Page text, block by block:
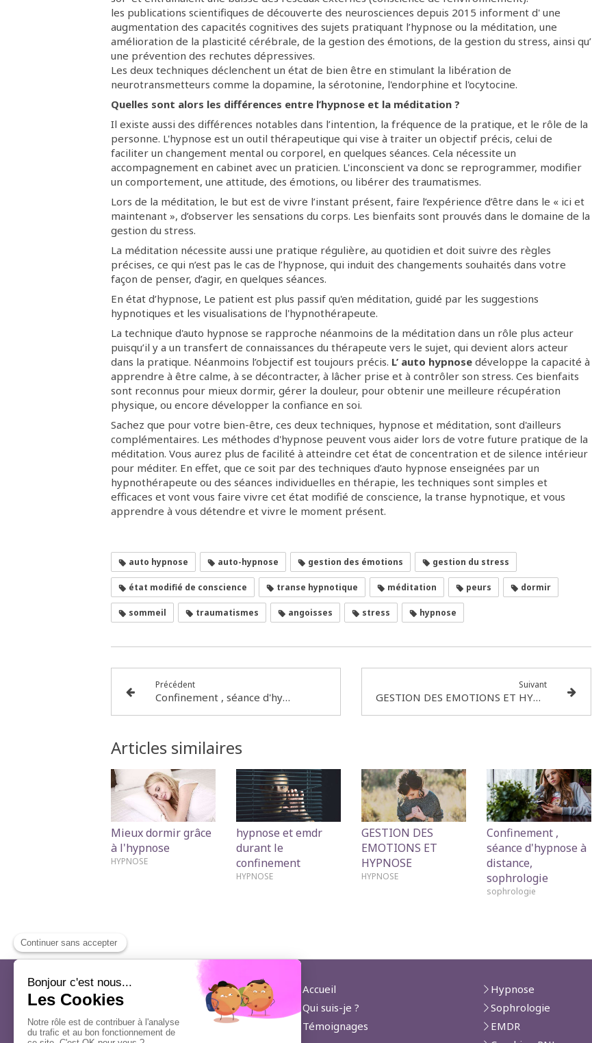
les publications scientifiques de découverte des neurosciences depuis 2015 informent d' une
augmentation des capacités cognitives des sujets pratiquant l’hypnose ou la méditation, une
amélioration de la plasticité cérébrale, de la gestion des émotions, de la gestion du stress, ainsi qu’
une prévention des rechutes dépressives.
Les deux techniques déclenchent un état de bien être en stimulant la libération de
neurotransmetteurs comme la dopamine, la sérotonine, l'endorphine et l'ocytocine.
Quelles sont alors les différences entre l’hypnose et la méditation ?
Il existe aussi des différences notables dans l’intention, la fréquence de la pratique, et le rôle de la
personne. L'hypnose est un outil thérapeutique qui vise à traiter un objectif précis, celui de
faciliter un changement mental ou corporel, en quelques séances. Cela nécessite un
accompagnement en cabinet avec un praticien. L'inconscient va donc se reprogrammer, modifier
un comportement, une attitude, des émotions, ou libérer des traumatismes.
Lors de la méditation, le but est de vivre l’instant présent, faire l’expérience d’être dans le « ici et
maintenant », d’observer les sensations du corps. Les bienfaits sont prouvés dans le domaine de la
gestion du stress.
La méditation nécessite aussi une pratique régulière, au quotidien et doit suivre des règles
précises, ce qui n’est pas le cas de l’hypnose, qui induit des changements souhaités dans votre
façon de penser, d’agir, en quelques séances.
En état d’hypnose, Le patient est plus passif qu'en méditation, guidé par les suggestions
hypnotiques et les visualisations de l'hypnothérapeute.
La technique d'auto hypnose se rapproche néanmoins de la méditation dans un rôle plus acteur
puisqu’il y a un transfert de connaissances du thérapeute vers le sujet, qui devient alors acteur
dans la pratique. Néanmoins l’objectif est toujours précis. L’ auto hypnose développe la capacité à
apprendre à être calme, à se décontracter, à lâcher prise et à contrôler son stress. Ces bienfaits
sont reconnus pour mieux dormir, gérer la douleur, pour obtenir une meilleure récupération
physique, ou encore développer la confiance en soi.
Sachez que pour votre bien-être, ces deux techniques, hypnose et méditation, sont d'ailleurs
complémentaires. Les méthodes d'hypnose peuvent vous aider lors de votre future pratique de la
méditation. Vous aurez plus de facilité à atteindre cet état de concentration et de silence intérieur
pour méditer. En effet, que ce soit par des techniques d’auto hypnose enseignées par un
hypnothérapeute ou des séances individuelles en thérapie, les techniques sont simples et
efficaces et vont vous faire vivre cet état modifié de conscience, la transe hypnotique, et vous
apprendre à vous détendre et vivre le moment présent.
auto hypnose auto-hypnose gestion des émotions gestion du stress
état modifié de conscience transe hypnotique méditation peurs dormir
sommeil traumatismes angoisses stress hypnose
Précédent
Confinement , séance d'hypnose à distance, sophrologie
Suivant
GESTION DES EMOTIONS ET HYPNOSE
Articles similaires
Mieux dormir grâce
à l'hypnose
HYPNOSE
hypnose et emdr
durant le
confinement
HYPNOSE
GESTION DES
EMOTIONS ET
HYPNOSE
HYPNOSE
Confinement ,
séance d'hypnose à
distance,
sophrologie
sophrologie
Isabelle Fedeler
Praticien en Hypnose Antibes
13 Avenue Guillabert
Accueil
Qui suis-je ?
Témoignages
Hypnose
Sophrologie
EMDR